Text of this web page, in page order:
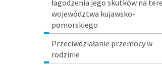
łagodzenia jego skutków na
województwa kujawsko-
pomorskiego
Przeciwdziałanie przemocy w
rodzinie